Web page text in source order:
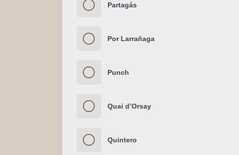
Partagás
Por Larrañaga
Punch
Quai d’Orsay
Quintero